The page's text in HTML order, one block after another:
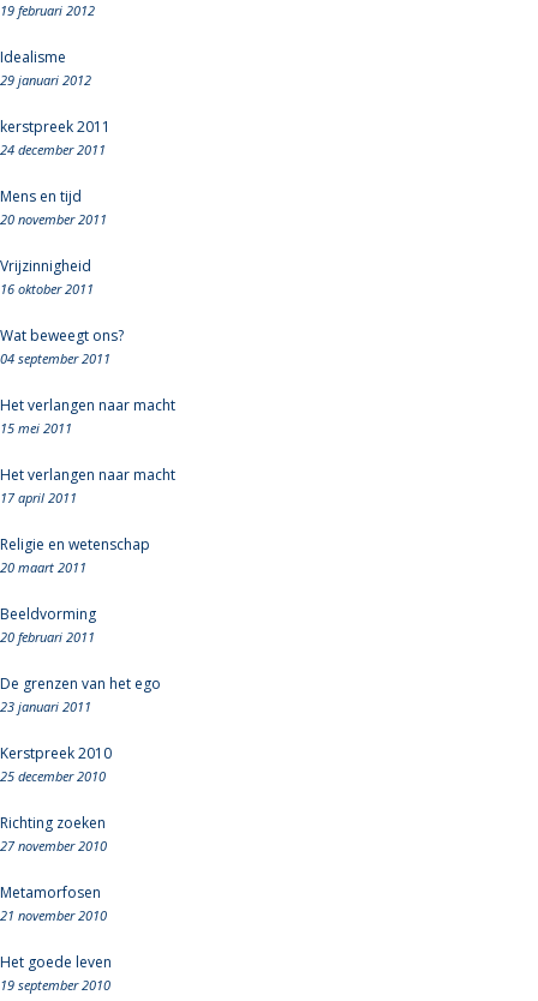
19 februari 2012
Idealisme
29 januari 2012
kerstpreek 2011
24 december 2011
Mens en tijd
20 november 2011
Vrijzinnigheid
16 oktober 2011
Wat beweegt ons?
04 september 2011
Het verlangen naar macht
15 mei 2011
Het verlangen naar macht
17 april 2011
Religie en wetenschap
20 maart 2011
Beeldvorming
20 februari 2011
De grenzen van het ego
23 januari 2011
Kerstpreek 2010
25 december 2010
Richting zoeken
27 november 2010
Metamorfosen
21 november 2010
Het goede leven
19 september 2010